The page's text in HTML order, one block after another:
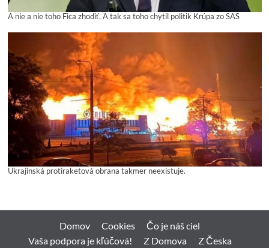
A nie a nie toho Fica zhodiť. A tak sa toho chytil politik Krúpa zo SAS
Ukrajinská protiraketová obrana takmer neexistuje.
Domov Cookies
Čo je náš ciel
Vaša podpora je kľúčová!
Z Domova Z Česka